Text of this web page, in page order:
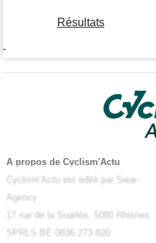
Résultats
-
A propos de Cyclism'Actu
Cyclism'Actu est édité par Swar-
Agency
17 rue de la Suarlée, 5080 Rhisnes
SPRLS BE 0836.273.820